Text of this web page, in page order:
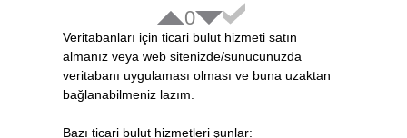
0
Veritabanları için ticari bulut hizmeti satın
almanız veya web sitenizde/sunucunuzda
veritabanı uygulaması olması ve buna uzaktan
bağlanabilmeniz lazım.
Bazı ticari bulut hizmetleri şunlar: